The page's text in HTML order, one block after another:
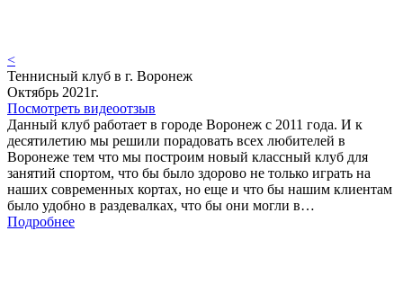
<
Теннисный клуб в г. Воронеж
Октябрь 2021г.
Посмотреть видеоотзыв
Данный клуб работает в городе Воронеж с 2011 года. И к
десятилетию мы решили порадовать всех любителей в
Воронеже тем что мы построим новый классный клуб для
занятий спортом, что бы было здорово не только играть на
наших современных кортах, но еще и что бы нашим клиентам
было удобно в раздевалках, что бы они могли в…
Подробнее